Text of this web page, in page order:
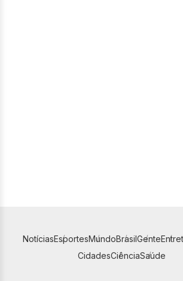
NotíciasEsportesMundoBrasilGente
CidadesCiênciaSaúde